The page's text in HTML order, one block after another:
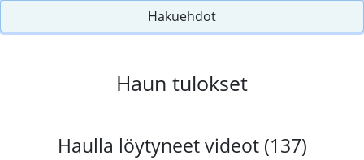
Hakuehdot
Haun tulokset
Haulla löytyneet videot (137)